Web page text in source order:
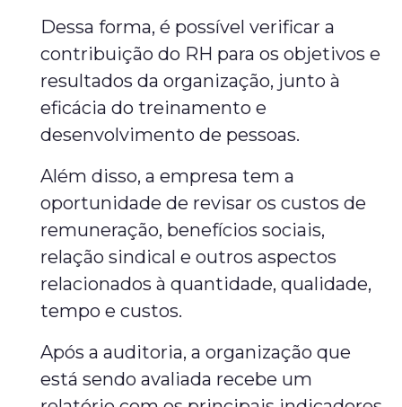
Dessa forma, é possível verificar a
contribuição do RH para os objetivos e
resultados da organização, junto à
eficácia do treinamento e
desenvolvimento de pessoas.
Além disso, a empresa tem a
oportunidade de revisar os custos de
remuneração, benefícios sociais,
relação sindical e outros aspectos
relacionados à quantidade, qualidade,
tempo e custos.
Após a auditoria, a organização que
está sendo avaliada recebe um